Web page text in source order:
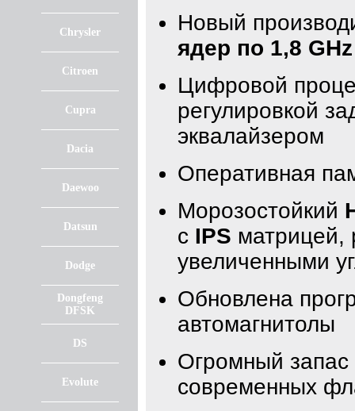
Chrysler
Citroen
Cupra
Dacia
Daewoo
Datsun
Dodge
Dongfeng
DFSK
DS
Evolute
Новый
ядер по 1,8 GHz
Цифровой
регулировкой
эквалайзером
Оперативная
Морозостойкий
с IPS матрицей,
увеличенными
Обновлена
автомагнитолы
Огромный запас
современных